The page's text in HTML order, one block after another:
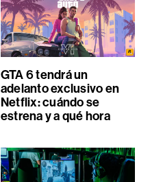
GTA 6 tendrá un
adelanto exclusivo en
Netflix: cuándo se
estrena y a qué hora